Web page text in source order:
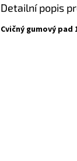
Detailní popis
Cvičný gumový pad